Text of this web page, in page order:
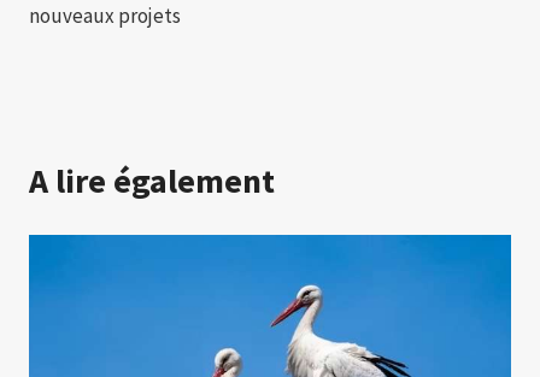
nouveaux projets
A lire également